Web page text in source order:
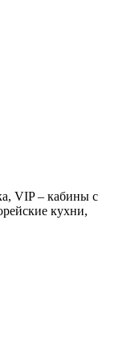
VIP – кабины с
кухни,